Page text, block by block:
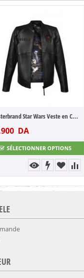
Musterbrand Star Wars Veste en Cuir Tie ...
DA
SÉLECTIONNER OPTIONS